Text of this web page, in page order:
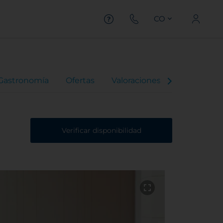
CO
Ofertas Valoraciones
Verificar disponibilidad